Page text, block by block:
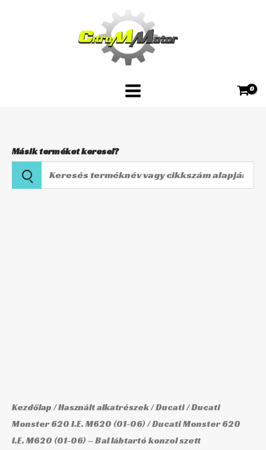
Másik terméket keresel?
Keresés
terméknév
Kezdőlap/Használt alkatrészek/Ducati/Ducati
Monster 620 I.E. M620 (01-06)/ Ducati Monster 620
I.E. M620 (01-06) – Bal lábtartó konzol szett